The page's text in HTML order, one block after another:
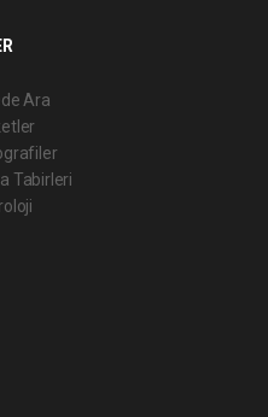
Ara
Tabirleri